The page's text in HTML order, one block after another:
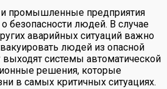
промышленные предприятия
безопасности людей. В случае
аварийных ситуаций важно
людей из опасной
выходят системы автоматической
решения, которые
в самых критичных ситуациях.